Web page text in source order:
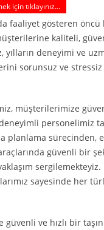
için tıklayınız...
faaliyet gösteren öncü
kaliteli,
yılların deneyimi ve
sorunsuz ve
müşterilerimize
personelimiz
planlama sürecinden,
güvenli bir
sergilemekteyiz.
sayesinde her
güvenli ve hızlı bir